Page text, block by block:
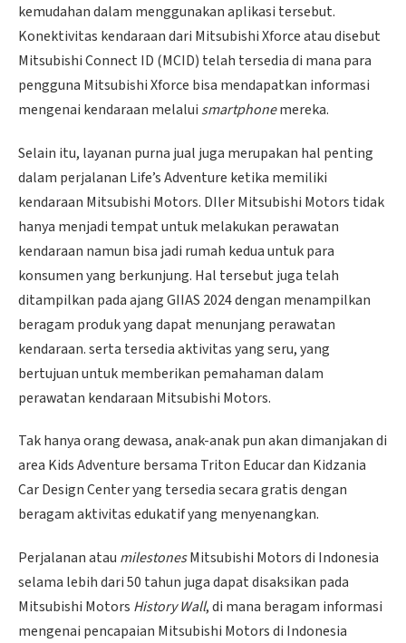
kemudahan dalam menggunakan aplikasi tersebut.
Konektivitas kendaraan dari Mitsubishi Xforce atau disebut
Mitsubishi Connect ID (MCID) telah tersedia di mana para
pengguna Mitsubishi Xforce bisa mendapatkan informasi
mengenai kendaraan melalui smartphonemereka.
Selain itu, layanan purna jual juga merupakan hal penting
dalam perjalanan Life’s Adventure ketika memiliki
kendaraan Mitsubishi Motors. DIler Mitsubishi Motors tidak
hanya menjadi tempat untuk melakukan perawatan
kendaraan namun bisa jadi rumah kedua untuk para
konsumen yang berkunjung. Hal tersebut juga telah
ditampilkan pada ajang GIIAS 2024 dengan menampilkan
beragam produk yang dapat menunjang perawatan
kendaraan. serta tersedia aktivitas yang seru, yang
bertujuan untuk memberikan pemahaman dalam
perawatan kendaraan Mitsubishi Motors.
Tak hanya orang dewasa, anak-anak pun akan dimanjakan di
area Kids Adventure bersama Triton Educar dan Kidzania
Car Design Center yang tersedia secara gratis dengan
beragam aktivitas edukatif yang menyenangkan.
Perjalanan atau milestonesMitsubishi Motors di Indonesia
selama lebih dari 50 tahun juga dapat disaksikan pada
Mitsubishi Motors History Wall, di mana beragam informasi
mengenai pencapaian Mitsubishi Motors di Indonesia